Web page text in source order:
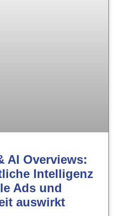
AI Overviews:
Intelligenz
Ads und
auswirkt